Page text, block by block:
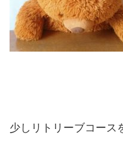
少しリトリーブコース